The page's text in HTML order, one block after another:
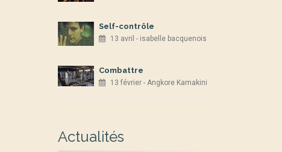
Self-contrôle
13 avril - isabelle bacquenois
Combattre
13 février - Angkore Kamakini
Actualités